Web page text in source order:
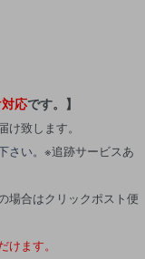
応です。】
致します。
い。 ※追跡サービスあ
場合はクリックポスト便
けます。